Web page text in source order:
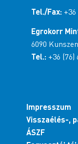
Tel./Fax: +36
Egrokorr
6090
Tel.: +36 (76)
Impresszum
Visszaélés-,
ÁSZF